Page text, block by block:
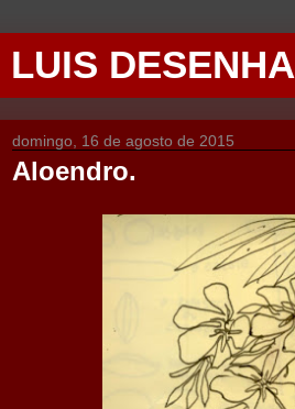
LUIS DESENHA
domingo, 16 de agosto de 2015
Aloendro.